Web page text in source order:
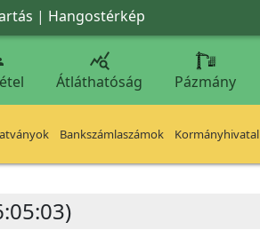
| Hangostérkép

Átláthatóság Pázmány
Bankszámlaszámok Kormányhivatal